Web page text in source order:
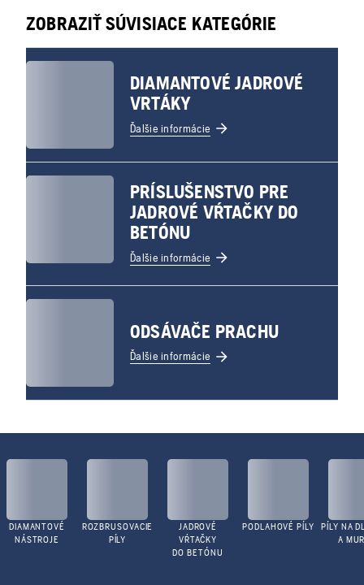
ZOBRAZIŤ SÚVISIACE KATEGÓRIE
DIAMANTOVÉ JADROVÉ
VRTÁKY
Ďalšie informácie
PRÍSLUŠENSTVO PRE
JADROVÉ VŔTAČKY DO
BETÓNU
Ďalšie informácie
ODSÁVAČE PRACHU
Ďalšie informácie
DIAMANTOVÉ
NÁSTROJE
ROZBRUSOVACIE
PÍLY
JADROVÉ
VŔTAČKY
DO BETÓNU
PODLAHOVÉ PÍLY
PÍLY NA
A